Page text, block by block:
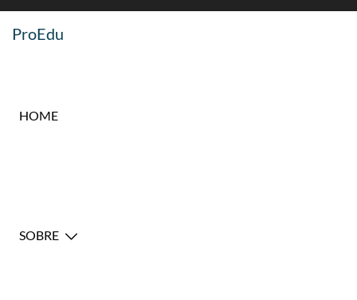
ProEdu
HOME
SOBRE